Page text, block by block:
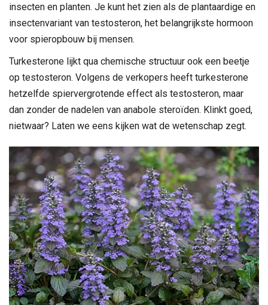
insecten en planten. Je kunt het zien als de plantaardige en
insectenvariant van testosteron, het belangrijkste hormoon
voor spieropbouw bij mensen.
Turkesterone lijkt qua chemische structuur ook een beetje
op testosteron. Volgens de verkopers heeft turkesterone
hetzelfde spiervergrotende effect als testosteron, maar
dan zonder de nadelen van anabole steroïden. Klinkt goed,
nietwaar? Laten we eens kijken wat de wetenschap zegt.